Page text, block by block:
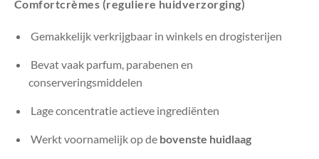
Comfortcrèmes (reguliere huidverzorging)
Gemakkelijk verkrijgbaar in winkels en drogisterijen
Bevat vaak parfum, parabenen en
conserveringsmiddelen
Lage concentratie actieve ingrediënten
Werkt voornamelijk op de bovenste huidlaag